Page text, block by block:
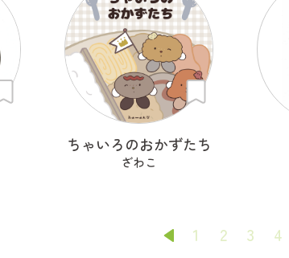
ちゃいろのおかずたち
ざわこ
1 2 3 4